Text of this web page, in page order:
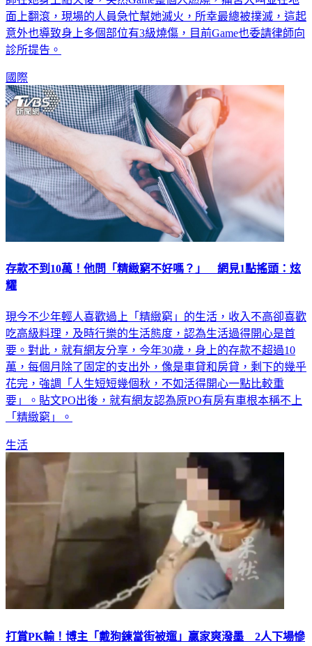
面上翻滾，現場的人員急忙幫她滅火，所幸最總被撲滅，這起
意外也導致身上多個部位有3級燒傷，目前Game也委請律師向
診所提告。
國際
存款不到10萬！他問「精緻窮不好嗎？」 網見1點搖頭：炫
耀
現今不少年輕人喜歡過上「精緻窮」的生活，收入不高卻喜歡
吃高級料理，及時行樂的生活態度，認為生活過得開心是首
要。對此，就有網友分享，今年30歲，身上的存款不超過10
萬，每個月除了固定的支出外，像是車貸和房貸，剩下的幾乎
花完，強調「人生短短幾個秋，不如活得開心一點比較重
要」。貼文PO出後，就有網友認為原PO有房有車根本稱不上
「精緻窮」。
生活
打賞PK輸！博主「戴狗鍊當街被遛」贏家爽潑墨 2人下場慘